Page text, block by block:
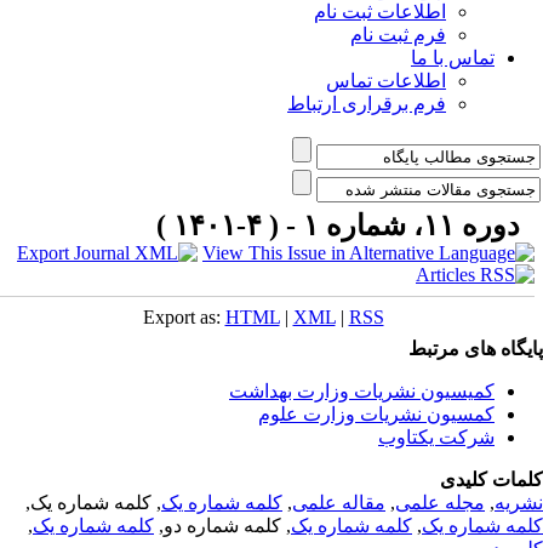
اطلاعات ثبت نام
فرم ثبت نام
تماس با ما
اطلاعات تماس
فرم برقراری ارتباط
دوره ۱۱، شماره ۱ - ( ۴-۱۴۰۱ )
Export as:HTML |XML|RSS
های مرتبط
کمیسیون نشریات وزارت بهداشت
کمسیون نشریات وزارت علوم
شرکت یکتاوب
کلیدی
,مجله علمی, مقاله علمی, کلمه شماره یک, کلمه شماره یک,
شماره یک,کلمه شماره یک, کلمه شماره دو,کلمه شماره یک,